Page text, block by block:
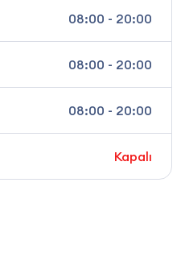
08:00 - 20:00
08:00 - 20:00
08:00 - 20:00
Kapalı